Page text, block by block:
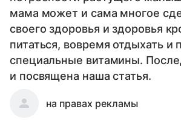
мама может и сама многое
своего здоровья и здоровья
питаться, вовремя отдыхать и
специальные витамины.
и посвящена наша статья.
на правах рекламы